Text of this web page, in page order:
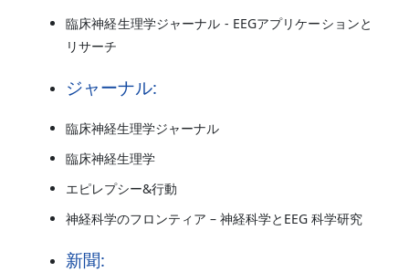
臨床神経生理学ジャーナル - EEGアプリケーションと
リサーチ
ジャーナル:
臨床神経生理学ジャーナル
臨床神経生理学
エピレプシー&行動
神経科学のフロンティア – 神経科学とEEG 科学研究
新聞: